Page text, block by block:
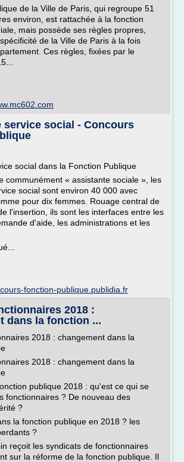
de la Ville de Paris, qui regroupe 51
environ, est rattachée à la fonction
mais possède ses règles propres,
de la Ville de Paris à la fois
Ces règles, fixées par le
service social - Concours
social dans la Fonction Publique
communément « assistante sociale », les
social sont environ 40 000 avec
pour dix femmes. Rouage central de
l'insertion, ils sont les interfaces entre les
d'aide, les administrations et les
fonction-publique.publidia.fr
2018 :
dans la fonction ...
2018 : changement dans la
2018 : changement dans la
publique 2018 : qu'est ce qui se
fonctionnaires ? De nouveau des
?
la fonction publique en 2018 ? les
?
reçoit les syndicats de fonctionnaires
sur la réforme de la fonction publique. Il